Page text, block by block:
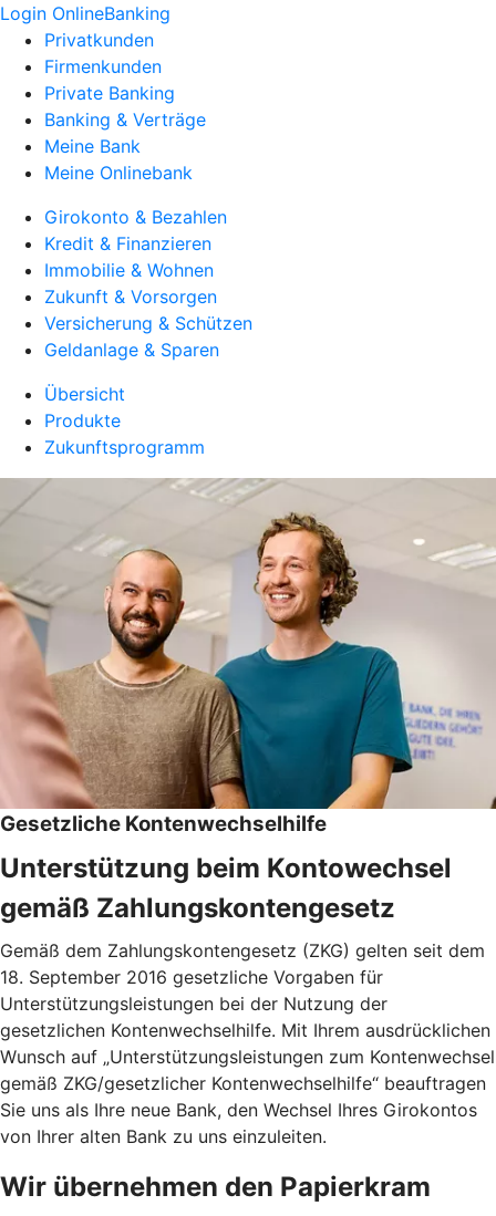
Login OnlineBanking
Privatkunden
Firmenkunden
Private Banking
Banking & Verträge
Meine Bank
Meine Onlinebank
Girokonto & Bezahlen
Kredit & Finanzieren
Immobilie & Wohnen
Zukunft & Vorsorgen
Versicherung & Schützen
Geldanlage & Sparen
Übersicht
Produkte
Zukunftsprogramm
Gesetzliche Kontenwechselhilfe
Unterstützung beim Kontowechsel
gemäß Zahlungskontengesetz
Gemäß dem Zahlungskontengesetz (ZKG) gelten seit dem
18. September 2016 gesetzliche Vorgaben für
Unterstützungsleistungen bei der Nutzung der
gesetzlichen Kontenwechselhilfe. Mit Ihrem ausdrücklichen
Wunsch auf „Unterstützungsleistungen zum Kontenwechsel
gemäß ZKG/gesetzlicher Kontenwechselhilfe“ beauftragen
Sie uns als Ihre neue Bank, den Wechsel Ihres Girokontos
von Ihrer alten Bank zu uns einzuleiten.
Wir übernehmen den Papierkram